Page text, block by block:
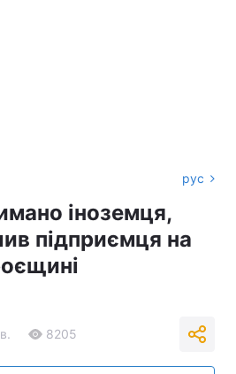
рус
іноземця,
підприємця на
8205